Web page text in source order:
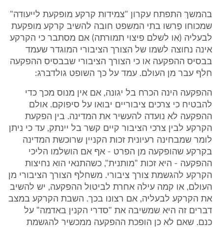
בהמשך התפתח עקרון "צמידות קרקע מופקעת לייעודה"
שמכוחו פַרשו בתי המשפט חובה להשיב קרקע מופקעת
לבעליה (או לשלם פיצוי תמורתה) אם מסתבר כי הקרקע
אינה נחוצה לשמו של הצורך הציבורי המוגדר שעמד
בבסיס ההפקעה או כי הצורך הציבורי שבבסיס ההפקעה
חלף עבר מן העולם. עמד על כך השופט גולדברג:
ההפקעה הינה הכרח בל יגונה, אם אין מנוס מכך כדי
להבטיח כי צרכים ציבוריים יבואו על סיפוקם. אולם
ההפקעה לא נועדה להעשיר את המדינה. בין הפקעת
הקרקע לבין צרכי הציבור קיים קשר בל יינתק, עד כי ניתן
לומר שמבחינה רעיונית זכות הקניין שרוכשת המדינה
בקרקע שהופקעה מן הפרט - אף אם הושלמו הליכי
ההפקעה - היא זכות "מותנית", כשהתנאי הוא נחיצות
הקרקע להגשמת צורך ציבורי. משחלף הצורך הציבורי מן
העולם, או קמה עילה אחרת לביטול ההפקעה, יש להשיב
את הקרקע לבעליה, אם רצונו בכך. השבת הקרקע במצב
דברים זה היא שמשיבה את "סדרי הקנין באדמה" על
כנם. שאם לא כן הופכת ההפקעה ממכשיר להגשמת